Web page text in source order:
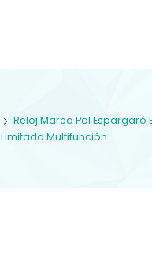
Reloj Marea Pol Espargaró
Limitada Multifunción